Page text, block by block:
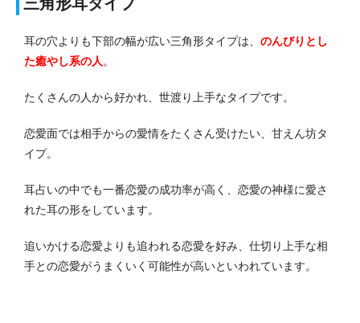
耳の穴よりも下部の幅が広い三角形タイプは、 のんびりとし
た癒やし系の人 。
たくさんの人から好かれ、世渡り上手なタイプです。
恋愛面では相手からの愛情をたくさん受けたい、甘えん坊タ
イプ。
耳占いの中でも一番恋愛の成功率が高く、恋愛の神様に愛さ
れた耳の形をしています。
追いかける恋愛よりも追われる恋愛を好み、仕切り上手な相
手との恋愛がうまくいく可能性が高いといわれています。